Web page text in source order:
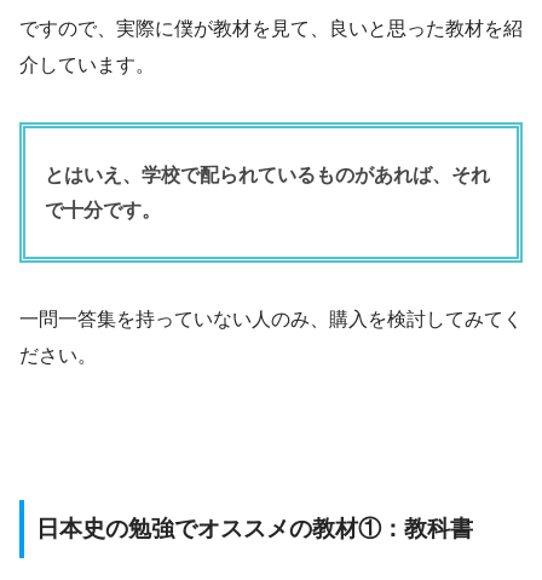
ですので、実際に僕が教材を見て、良いと思った教材を紹
介しています。
とはいえ、学校で配られているものがあれば、それ
で十分です。
一問一答集を持っていない人のみ、購入を検討してみてく
ださい。
日本史の勉強でオススメの教材①：教科書